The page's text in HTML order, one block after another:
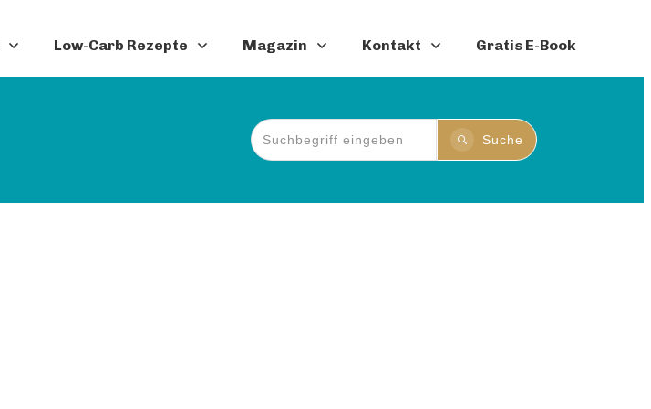
Low-Carb Rezepte Magazin Kontakt Gratis E-Book
Suche